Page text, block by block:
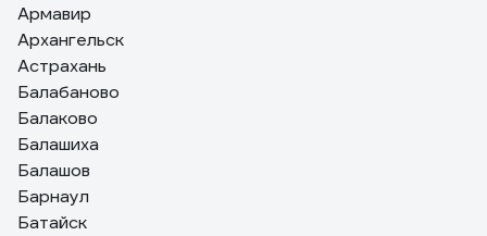
Армавир
Архангельск
Астрахань
Балабаново
Балаково
Балашиха
Балашов
Барнаул
Батайск